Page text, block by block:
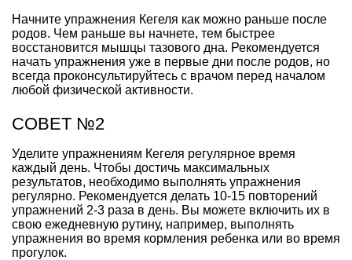
Начните упражнения Кегеля как можно раньше после
родов. Чем раньше вы начнете, тем быстрее
восстановится мышцы тазового дна. Рекомендуется
начать упражнения уже в первые дни после родов, но
всегда проконсультируйтесь с врачом перед началом
любой физической активности.
СОВЕТ №2
Уделите упражнениям Кегеля регулярное время
каждый день. Чтобы достичь максимальных
результатов, необходимо выполнять упражнения
регулярно. Рекомендуется делать 10-15 повторений
упражнений 2-3 раза в день. Вы можете включить их в
свою ежедневную рутину, например, выполнять
упражнения во время кормления ребенка или во время
прогулок.